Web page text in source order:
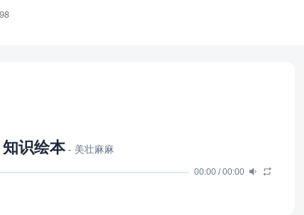
98
知识绘本 - 美壮麻麻
00:00 /00:00